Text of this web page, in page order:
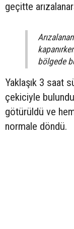
geçitte
bölgede
Yaklaşık 3 saat
çekiciyle
götürüldü ve
normale döndü.